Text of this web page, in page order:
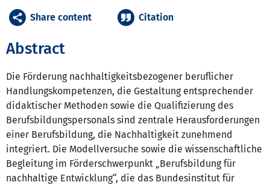
Abstract
Die Förderung nachhaltigkeitsbezogener beruflicher
Handlungskompetenzen, die Gestaltung entsprechender
didaktischer Methoden sowie die Qualifizierung des
Berufsbildungspersonals sind zentrale Herausforderungen
einer Berufsbildung, die Nachhaltigkeit zunehmend
integriert. Die Modellversuche sowie die wissenschaftliche
Begleitung im Förderschwerpunkt „Berufsbildung für
nachhaltige Entwicklung“, die das Bundesinstitut für
Share content Citation